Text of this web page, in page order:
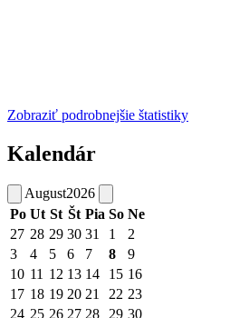
Zobraziť podrobnejšie štatistiky
Kalendár
August2026
Po Ut St Št Pia So Ne
27 28 29 30 31 1
2
3
4 5 6 7 8
9
10 11 12 13 14 15 16
17 18 19 20 21 22 23
24 25 26 27 28 29 30